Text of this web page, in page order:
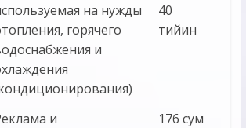
на нужды
горячего
и
40
тийин
и
176 сум